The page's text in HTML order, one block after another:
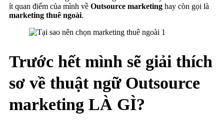
ít quan điểm của mình về Outsource marketing hay còn gọi là
marketing thuê ngoài.
Trước hết mình sẽ giải thích
sơ về thuật ngữ Outsource
marketing LÀ GÌ?